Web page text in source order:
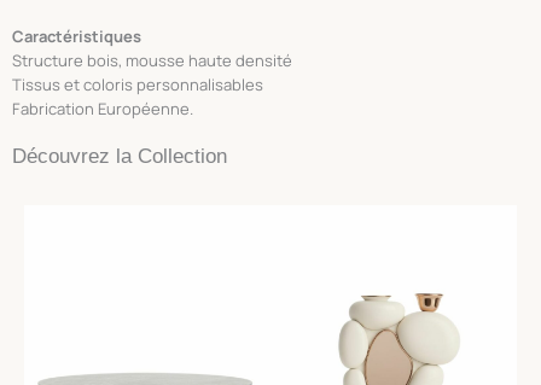
Caractéristiques
Structure bois, mousse haute densité
Tissus et coloris personnalisables
Fabrication Européenne.
Découvrez la Collection